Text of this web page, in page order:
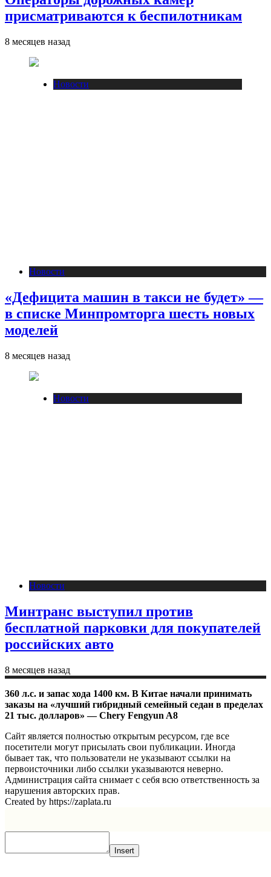
присматриваются к беспилотникам
8 месяцев назад
Новости
Новости
«Дефицита машин в такси не будет» —
в списке Минпромторга шесть новых
моделей
8 месяцев назад
Новости
Новости
Минтранс выступил против
бесплатной парковки для покупателей
российских авто
8 месяцев назад
360 л.с. и запас хода 1400 км. В Китае начали принимать
заказы на «лучший гибридный семейный седан в пределах
21 тыс. долларов» — Chery Fengyun A8
Сайт является полностью открытым ресурсом, где все
посетители могут присылать свои публикации. Иногда
бывает так, что пользователи не указывают ссылки на
первоисточники либо ссылки указываются неверно.
Администрация сайта снимает с себя всю ответственность за
нарушения авторских прав.
Created by https://zaplata.ru
Insert